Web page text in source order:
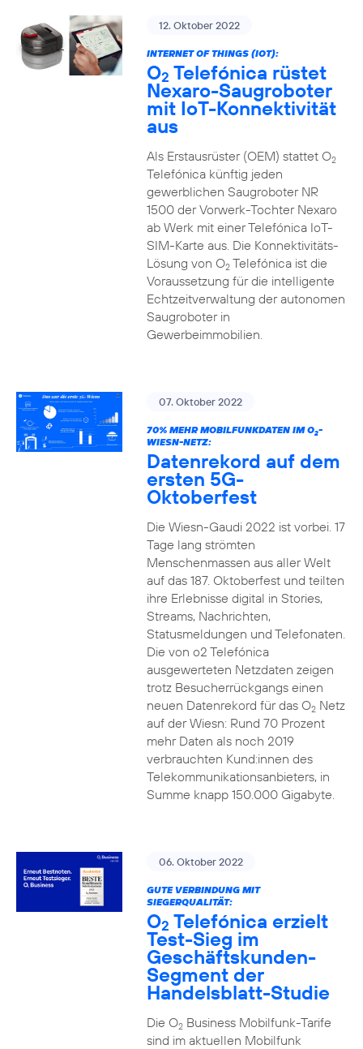
12. Oktober 2022
INTERNET OF THINGS (IOT):
O2 Telefónica rüstet
Nexaro-Saugroboter
mit IoT-Konnektivität
aus
Als Erstausrüster (OEM) stattet O2
Telefónica künftig jeden
gewerblichen Saugroboter NR
1500 der Vorwerk-Tochter Nexaro
ab Werk mit einer Telefónica IoT-
SIM-Karte aus. Die Konnektivitäts-
Lösung von O2Telefónica ist die
Voraussetzung für die intelligente
Echtzeitverwaltung der autonomen
Saugroboter in
Gewerbeimmobilien.
07. Oktober 2022
70% MEHR MOBILFUNKDATEN IM O2-
WIESN-NETZ:
Datenrekord auf dem
ersten 5G-
Oktoberfest
Die Wiesn-Gaudi 2022 ist vorbei. 17
Tage lang strömten
Menschenmassen aus aller Welt
auf das 187. Oktoberfest und teilten
ihre Erlebnisse digital in Stories,
Streams, Nachrichten,
Statusmeldungen und Telefonaten.
Die von o2 Telefónica
ausgewerteten Netzdaten zeigen
trotz Besucherrückgangs einen
neuen Datenrekord für das O2Netz
auf der Wiesn: Rund 70 Prozent
mehr Daten als noch 2019
verbrauchten Kund:innen des
Telekommunikationsanbieters, in
Summe knapp 150.000 Gigabyte.
06. Oktober 2022
GUTE VERBINDUNG MIT
SIEGERQUALITÄT:
O2 Telefónica erzielt
Test-Sieg im
Geschäftskunden-
Segment der
Handelsblatt-Studie
Die O2Business Mobilfunk-Tarife
sind im aktuellen Mobilfunk